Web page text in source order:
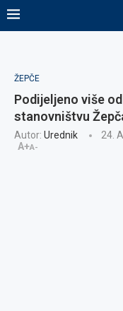
ŽEPČE
Podijeljeno više
stanovništvu
Autor: Urednik 24.
A+A-